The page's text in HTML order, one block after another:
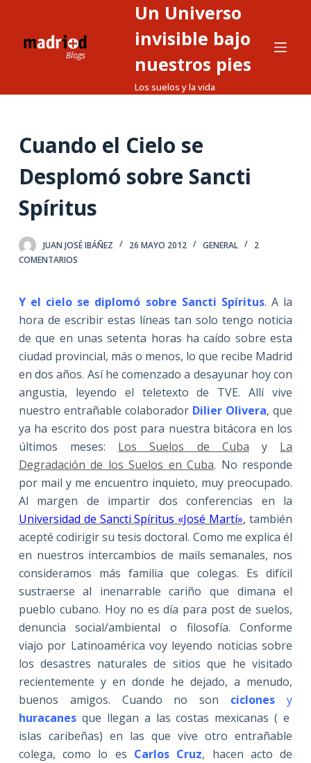
n
o
Un Universo
invisible bajo
nuestros pies
Los suelos y la vida
Cuando el Cielo se
Desplomó sobre Sancti
Spíritus
JUAN JOSÉ IBÁÑEZ 26 MAYO 2012 GENERAL
2
COMENTARIOS
Y el cielo se diplomó sobre Sancti Spíritus. A la
hora de escribir estas líneas tan solo tengo noticia
de que en unas setenta horas ha caído sobre esta
ciudad provincial, más o menos, lo que recibe Madrid
en dos años. Así he comenzado a desayunar hoy con
angustia, leyendo el teletexto de TVE. Allí vive
nuestro entrañable colaborador Dilier Olivera, que
ya ha escrito dos post para nuestra bitácora en los
últimos meses: Los Suelos de Cuba y La
Degradación de los Suelos en Cuba. No responde
por mail y me encuentro inquieto, muy preocupado.
Al margen de impartir dos conferencias en la
Universidad de Sancti Spíritus «José Martí», también
acepté codirigir su tesis doctoral. Como me explica él
en nuestros intercambios de mails semanales, nos
consideramos más familia que colegas. Es difícil
sustraerse al inenarrable cariño que dimana el
pueblo cubano. Hoy no es día para post de suelos,
denuncia social/ambiental o filosofía. Conforme
viajo por Latinoamérica voy leyendo noticias sobre
los desastres naturales de sitios que he visitado
recientemente y en donde he dejado, a menudo,
buenos amigos. Cuando no son ciclones y
huracanes que llegan a las costas mexicanas ( e
islas caribeñas) en las que vive otro entrañable
colega, como lo es Carlos Cruz, hacen acto de